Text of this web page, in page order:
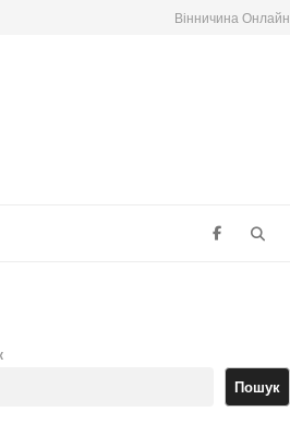
Вінничина Онлайн
Пошук